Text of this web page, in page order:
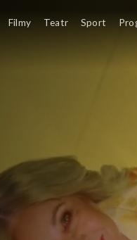
Filmy Teatr Sport